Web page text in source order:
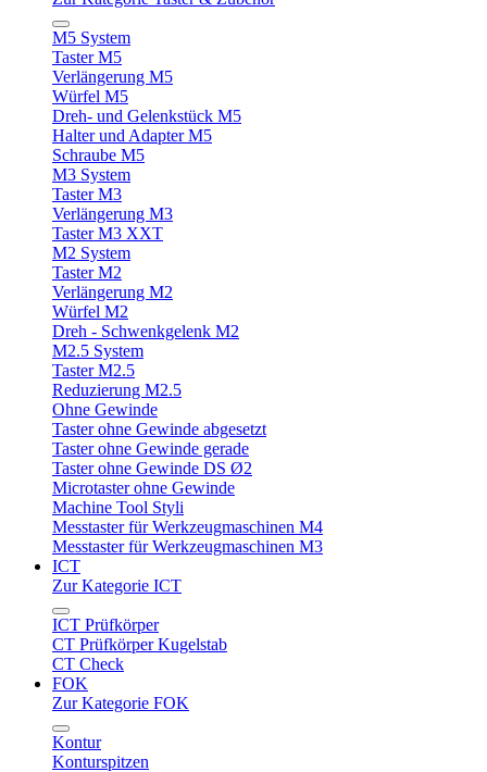
M5 System
Taster M5
Verlängerung M5
Würfel M5
Dreh- und Gelenkstück M5
Halter und Adapter M5
Schraube M5
M3 System
Taster M3
Verlängerung M3
Taster M3 XXT
M2 System
Taster M2
Verlängerung M2
Würfel M2
Dreh - Schwenkgelenk M2
M2.5 System
Taster M2.5
Reduzierung M2.5
Ohne Gewinde
Taster ohne Gewinde abgesetzt
Taster ohne Gewinde gerade
Taster ohne Gewinde DS Ø2
Microtaster ohne Gewinde
Machine Tool Styli
Messtaster für Werkzeugmaschinen M4
Messtaster für Werkzeugmaschinen M3
ICT
Zur Kategorie ICT
ICT Prüfkörper
CT Prüfkörper Kugelstab
CT Check
FOK
Zur Kategorie FOK
Kontur
Konturspitzen